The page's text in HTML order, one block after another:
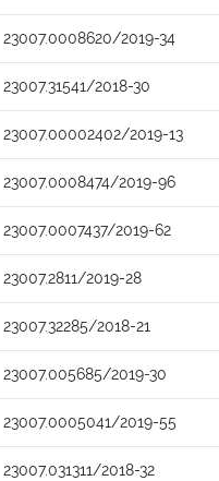
23007.0008620/2019-34
23007.31541/2018-30
23007.00002402/2019-13
23007.0008474/2019-96
23007.0007437/2019-62
23007.2811/2019-28
23007.32285/2018-21
23007.005685/2019-30
23007.0005041/2019-55
23007.031311/2018-32